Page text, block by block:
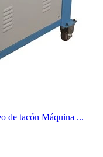
de tacón Máquina ...